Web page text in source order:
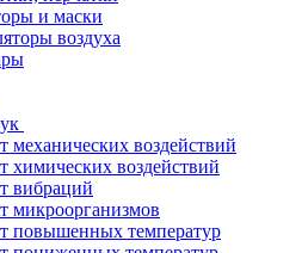
и маски
воздуха
механических воздействий
химических воздействий
вибраций
микроорганизмов
повышенных температур